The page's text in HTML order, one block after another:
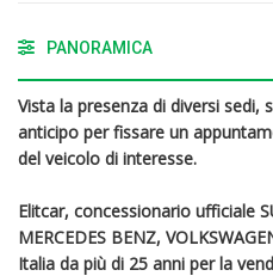
PANORAMICA
Vista la presenza di diversi sedi,
anticipo per fissare un
del veicolo di interesse .
Elitcar, concessionario ufficiale
MERCEDES BENZ,
Italia da più di 25 anni per la